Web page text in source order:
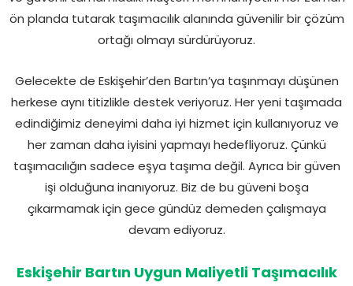
ön planda tutarak taşımacılık alanında güvenilir bir çözüm
ortağı olmayı sürdürüyoruz.
Gelecekte de Eskişehir’den Bartın’ya taşınmayı düşünen
herkese aynı titizlikle destek veriyoruz. Her yeni taşımada
edindiğimiz deneyimi daha iyi hizmet için kullanıyoruz ve
her zaman daha iyisini yapmayı hedefliyoruz. Çünkü
taşımacılığın sadece eşya taşıma değil. Ayrıca bir güven
işi olduğuna inanıyoruz. Biz de bu güveni boşa
çıkarmamak için gece gündüz demeden çalışmaya
devam ediyoruz.
Eskişehir Bartın Uygun Maliyetli Taşımacılık